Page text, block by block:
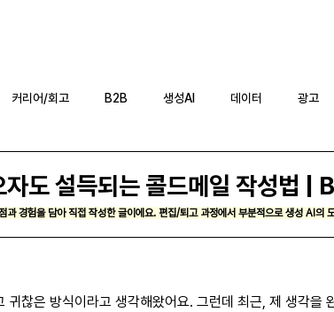
커리어/회고 B2B 생성AI 데이터 광고
도 설득되는 콜드메일 작성법 |
과 경험을 담아 직접 작성한 글이에요. 편집/퇴고 과정에서 부분적으로 생성 AI의
귀찮은 방식이라고 생각해왔어요. 그런데 최근, 제 생각을